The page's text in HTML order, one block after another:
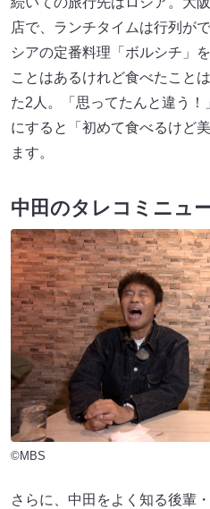
店で、ランチタイムは行列が
シアの定番料理「ボルシチ」
ことはあるけれど食べたこと
た2人。「思ってたんと違う
にすると「初めて食べるけど
ます。
中田のタレコミニュ
©MBS
さらに、中田をよく知る後輩